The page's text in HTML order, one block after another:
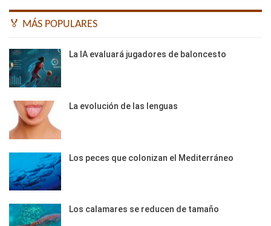
🏅 MÁS POPULARES
La IA evaluará jugadores de baloncesto
La evolución de las lenguas
Los peces que colonizan el Mediterráneo
Los calamares se reducen de tamaño